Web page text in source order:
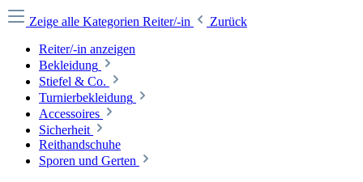
Zeige alle Kategorien Reiter/-in
Zurück
Reiter/-in anzeigen
Bekleidung
Stiefel & Co.
Turnierbekleidung
Accessoires
Sicherheit
Reithandschuhe
Sporen und Gerten